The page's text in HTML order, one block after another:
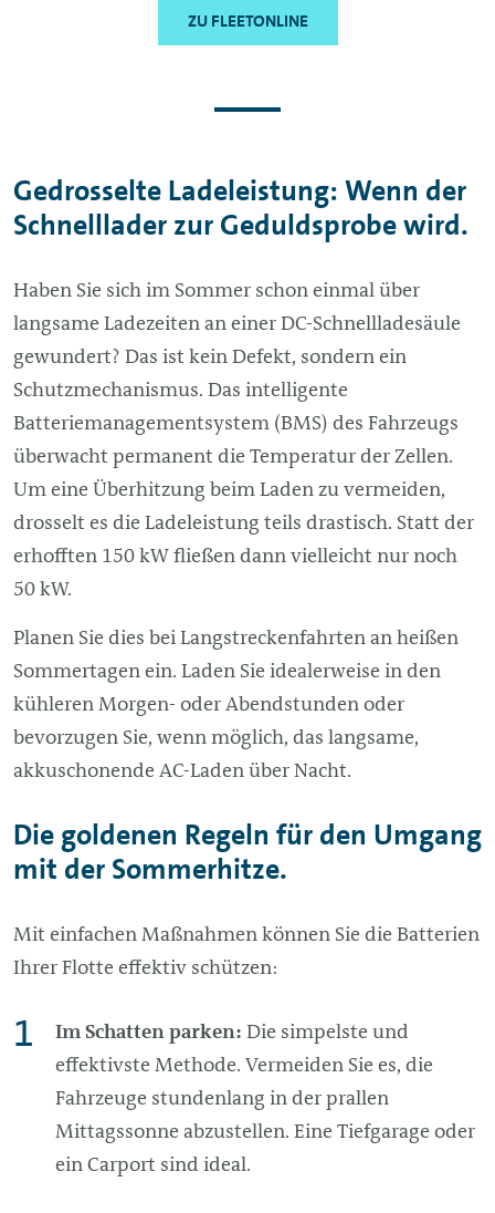
ZU FLEETONLINE
Gedrosselte Ladeleistung: Wenn der
Schnelllader zur Geduldsprobe wird.
Haben Sie sich im Sommer schon einmal über
langsame Ladezeiten an einer DC-Schnellladesäule
gewundert? Das ist kein Defekt, sondern ein
Schutzmechanismus. Das intelligente
Batteriemanagementsystem (BMS) des Fahrzeugs
überwacht permanent die Temperatur der Zellen.
Um eine Überhitzung beim Laden zu vermeiden,
drosselt es die Ladeleistung teils drastisch. Statt der
erhofften 150 kW fließen dann vielleicht nur noch
50 kW.
Planen Sie dies bei Langstreckenfahrten an heißen
Sommertagen ein. Laden Sie idealerweise in den
kühleren Morgen- oder Abendstunden oder
bevorzugen Sie, wenn möglich, das langsame,
akkuschonende AC-Laden über Nacht.
Die goldenen Regeln für den Umgang
mit der Sommerhitze.
Mit einfachen Maßnahmen können Sie die Batterien
Ihrer Flotte effektiv schützen:
Im Schatten parken: Die simpelste und
effektivste Methode. Vermeiden Sie es, die
Fahrzeuge stundenlang in der prallen
Mittagssonne abzustellen. Eine Tiefgarage oder
ein Carport sind ideal.